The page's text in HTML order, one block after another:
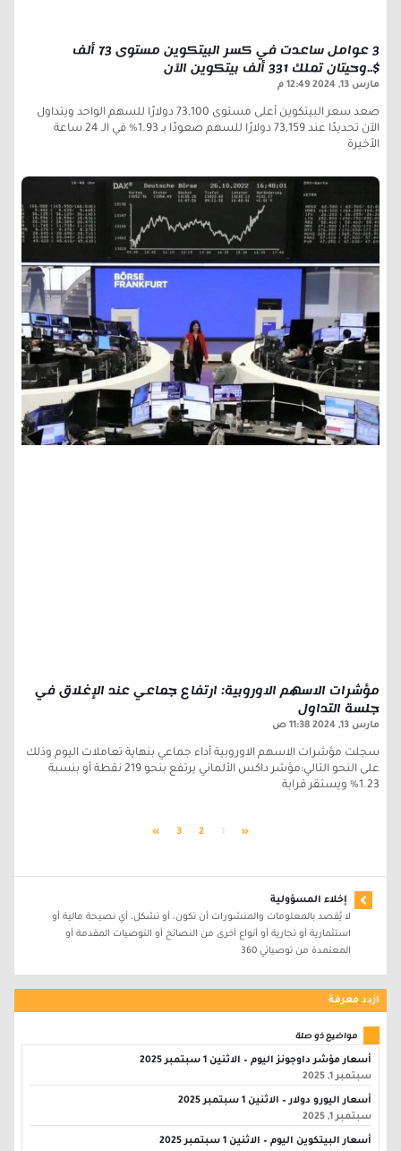
3 عوامل ساعدت في كسر البيتكوين مستوى 73 ألف
$..وحيتان تملك 331 ألف بيتكوين الآن
مارس 13, 2024 12:49 م
صعد سعر البيتكوين أعلى مستوى 73,100 دولارًا للسهم الواحد ويتداول
الآن تحديدًا عند 73,159 دولارًا للسهم صعودًا بـ 1.93% في الـ 24 ساعة
الأخيرة
مؤشرات الاسهم الاوروبية: ارتفاع جماعي عند الإغلاق في
جلسة التداول
مارس 13, 2024 11:38 ص
سجلت مؤشرات الاسهم الاوروبية أداء جماعي بنهاية تعاملات اليوم وذلك
على النحو التالي:مؤشر داكس الألماني يرتفع بنحو 219 نقطة أو بنسبة
1.23% ويستقر قرابة
«
1
2
3
»
إخلاء المسؤولية
لا يُقصد بالمعلومات والمنشورات أن تكون، أو تشكل، أي نصيحة مالية أو
استثمارية أو تجارية أو أنواع أخرى من النصائح أو التوصيات المقدمة أو
المعتمدة من توصياتي 360
ازدد معرفة
مواضيع ذو صلة
أسعار مؤشر داوجونز اليوم – الاثنين 1 سبتمبر 2025
سبتمبر 1, 2025
أسعار اليورو دولار – الاثنين 1 سبتمبر 2025
سبتمبر 1, 2025
أسعار البيتكوين اليوم – الاثنين 1 سبتمبر 2025